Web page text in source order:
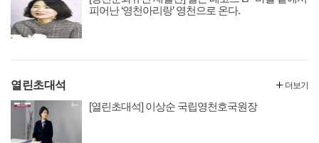
피어난 ‘영천아리랑’ 영천으로 온다.
열린초대석
[열린초대석] 이상순 국립영천호국원장
더보기